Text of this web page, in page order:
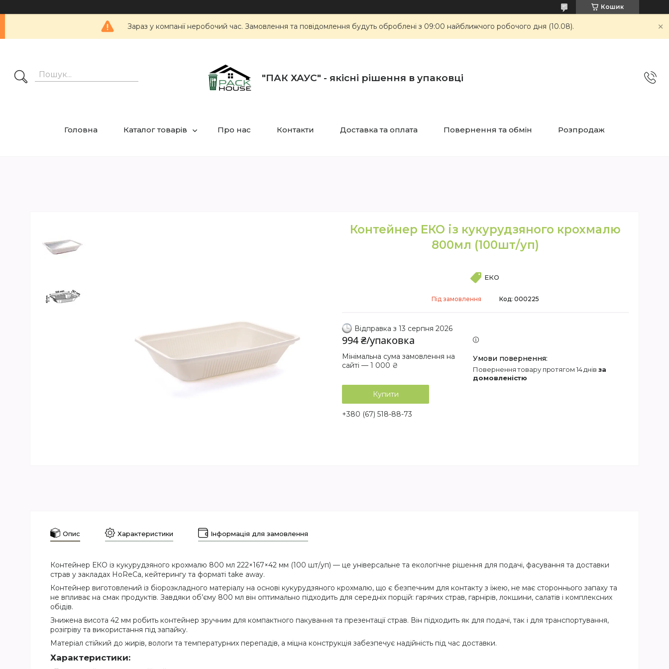
Кошик
Зараз у компанії неробочий час. Замовлення та повідомлення будуть оброблені з 09:00 найближчого робочого дня (10.08).
"ПАК ХАУС" - якісні рішення в упаковці
Головна Каталог товарів Про нас Контакти Доставка та оплата Повернення та обмін Розпродаж
Контейнер ЕКО із кукурудзяного крохмалю
800мл (100шт/уп)
ЕКО
Під замовлення Код: 000225
Відправка з 13 серпня 2026
994 ₴/упаковка
Мінімальна сума замовлення на
сайті — 1 000 ₴
Купити
+380 (67) 518-88-73
повернення товару протягом 14 днів за
домовленістю
Опис Характеристики Інформація для замовлення
Контейнер ЕКО із кукурудзяного крохмалю 800 мл 222×167×42 мм (100 шт/уп) — це універсальне та екологічне рішення для подачі, фасування та доставки
страв у закладах HoReCa, кейтерингу та форматі take away.
Контейнер виготовлений із біорозкладного матеріалу на основі кукурудзяного крохмалю, що є безпечним для контакту з їжею, не має стороннього запаху та
не впливає на смак продуктів. Завдяки об’єму 800 мл він оптимально підходить для середніх порцій: гарячих страв, гарнірів, локшини, салатів і комплексних
обідів.
Знижена висота 42 мм робить контейнер зручним для компактного пакування та презентації страв. Він підходить як для подачі, так і для транспортування,
розігріву та використання під запайку.
Матеріал стійкий до жирів, вологи та температурних перепадів, а міцна конструкція забезпечує надійність під час доставки.
Характеристики: